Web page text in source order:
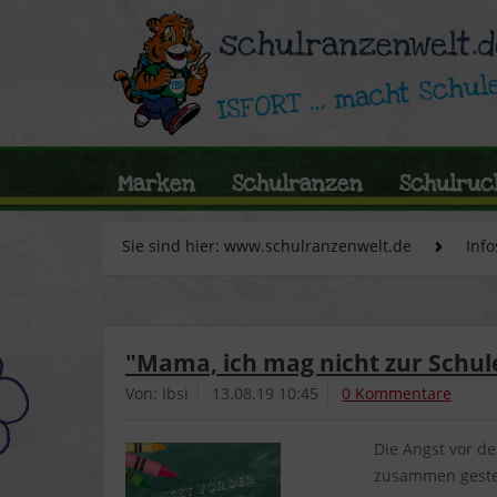
Marken Schulranzen
Sie sind hier: www.schulranzenwelt.de
"Mama, ich mag nicht zur
Von: Ibsi 13.08.19 10:45 0 Kommentare
Die Angst vor
zusammen